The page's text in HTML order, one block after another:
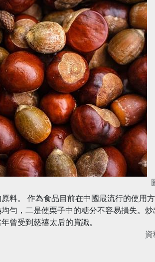
料。 作為食品目前在中國最流行的使用方
勻，二是使栗子中的糖分不容易損失。
曾受到慈禧太后的賞識。
資